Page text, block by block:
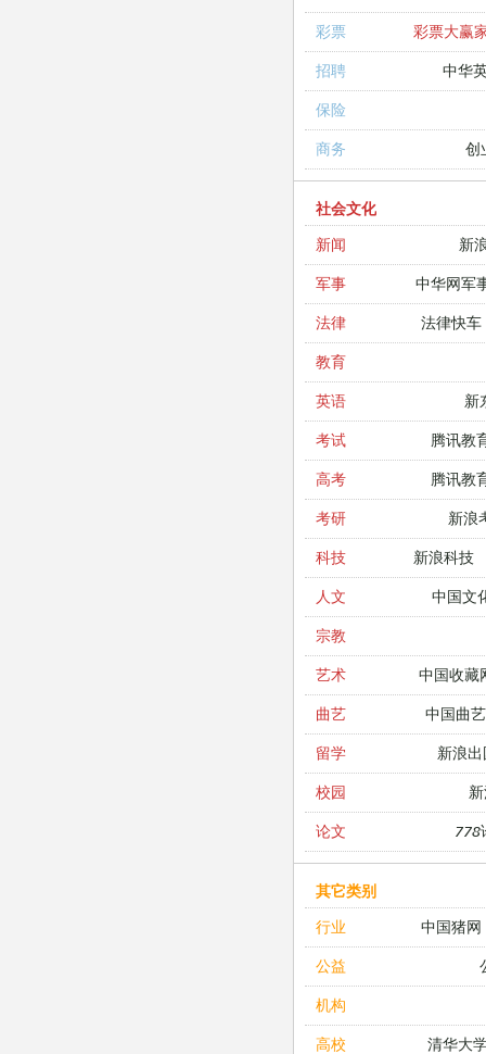
彩票 彩票大赢
招聘 中华
保险
商务 创
社会文化
新闻
新
军事 中华网军
法律 法律快车
教育
英语 新
考试 腾讯教
高考 腾讯教
考研 新浪
科技 新浪科技
人文 中国文
宗教
艺术 中国收藏
曲艺 中国曲
留学 新浪
校园
论文 778
其它类别
行业
中国猪网
公益
机构
高校 清华大